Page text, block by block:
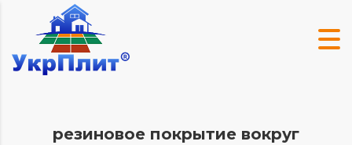
резиновое покрытие вокруг